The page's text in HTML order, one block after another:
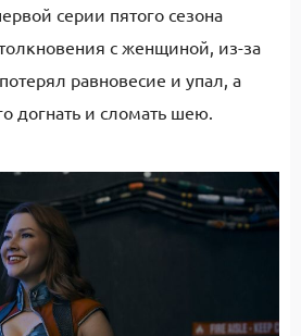
серии пятого сезона
с женщиной, из-за
равновесие и упал, а
догнать и сломать шею.